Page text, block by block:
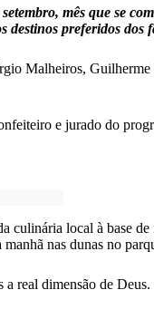
mês que se
preferidos dos
Malheiros,
e jurado do
culinária local à base
nas dunas no
dimensão de